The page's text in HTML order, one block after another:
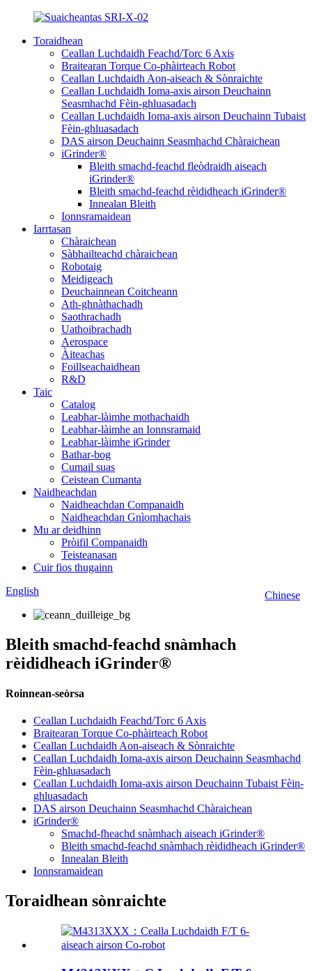
Toraidhean
Ceallan Luchdaidh Feachd/Torc 6 Axis
Braitearan Torque Co-phàirteach Robot
Ceallan Luchdaidh Aon-aiseach & Sònraichte
Ceallan Luchdaidh Ioma-axis airson Deuchainn
Seasmhachd Fèin-ghluasadach
Ceallan Luchdaidh Ioma-axis airson Deuchainn Tubaist
Fèin-ghluasadach
DAS airson Deuchainn Seasmhachd Chàraichean
iGrinder®
Bleith smachd-feachd fleòdraidh aiseach
iGrinder®
Bleith smachd-feachd rèididheach iGrinder®
Innealan Bleith
Ionnsramaidean
Iarrtasan
Chàraichean
Sàbhailteachd chàraichean
Robotaig
Meidigeach
Deuchainnean Coitcheann
Ath-ghnàthachadh
Saothrachadh
Uathoibrachadh
Aerospace
Àiteachas
Foillseachaidhean
R&D
Taic
Catalog
Leabhar-làimhe mothachaidh
Leabhar-làimhe an Ionnsramaid
Leabhar-làimhe iGrinder
Bathar-bog
Cumail suas
Ceistean Cumanta
Naidheachdan
Naidheachdan Companaidh
Naidheachdan Gnìomhachais
Mu ar deidhinn
Pròifil Companaidh
Teisteanasan
Cuir fios thugainn
Chinese
English
Bleith smachd-feachd snàmhach
rèididheach iGrinder®
Roinnean-seòrsa
Ceallan Luchdaidh Feachd/Torc 6 Axis
Braitearan Torque Co-phàirteach Robot
Ceallan Luchdaidh Aon-aiseach & Sònraichte
Ceallan Luchdaidh Ioma-axis airson Deuchainn Seasmhachd
Fèin-ghluasadach
Ceallan Luchdaidh Ioma-axis airson Deuchainn Tubaist Fèin-
ghluasadach
DAS airson Deuchainn Seasmhachd Chàraichean
iGrinder®
Smachd-fheachd snàmhach aiseach iGrinder®
Bleith smachd-feachd snàmhach rèididheach iGrinder®
Innealan Bleith
Ionnsramaidean
Toraidhean sònraichte